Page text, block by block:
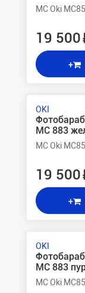
MC Oki
19 500
+
OKI
MC 883
MC Oki
19 500
+
OKI
MC 883
MC Oki